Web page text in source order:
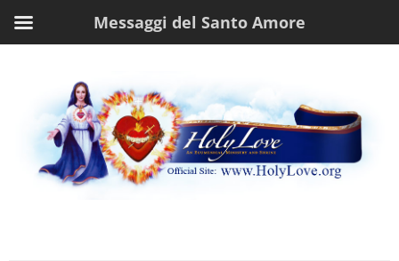
Messaggi del Santo Amore